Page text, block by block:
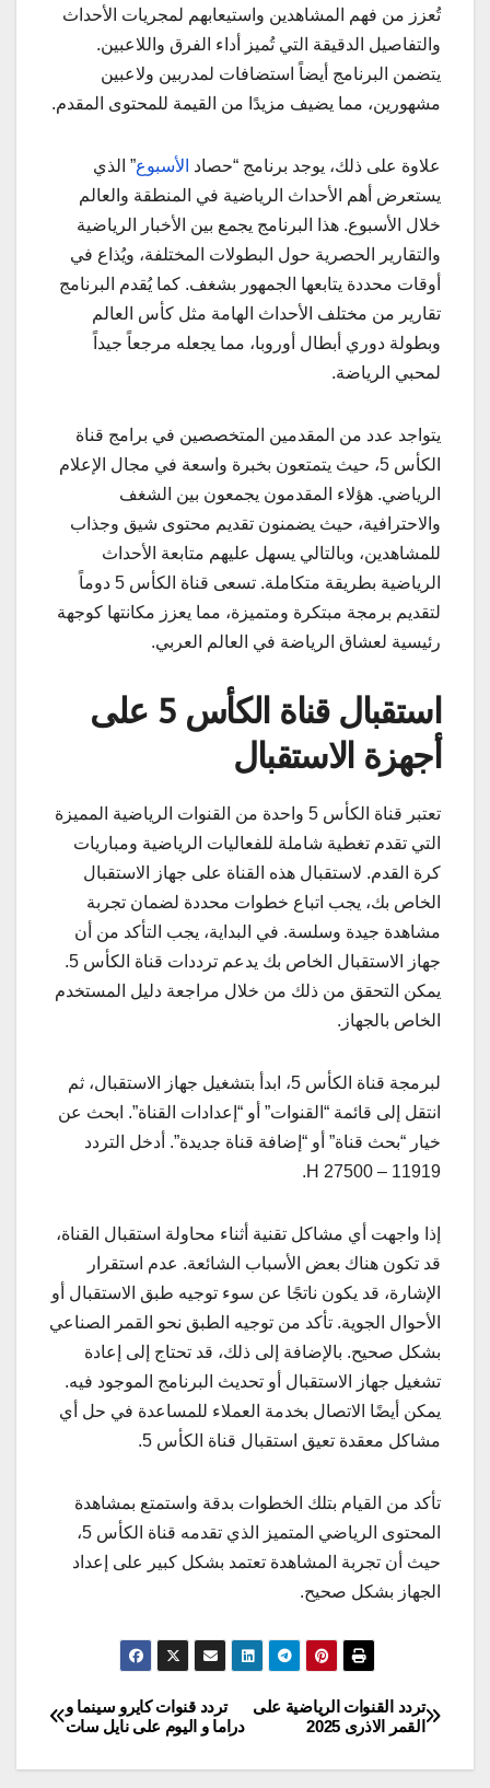
تُعزز من فهم المشاهدين واستيعابهم لمجريات الأحداث
والتفاصيل الدقيقة التي تُميز أداء الفرق واللاعبين.
يتضمن البرنامج أيضاً استضافات لمدربين ولاعبين
مشهورين، مما يضيف مزيدًا من القيمة للمحتوى المقدم.
علاوة على ذلك، يوجد برنامج “حصاد الأسبوع” الذي
يستعرض أهم الأحداث الرياضية في المنطقة والعالم
خلال الأسبوع. هذا البرنامج يجمع بين الأخبار الرياضية
والتقارير الحصرية حول البطولات المختلفة، ويُذاع في
أوقات محددة يتابعها الجمهور بشغف. كما يُقدم البرنامج
تقارير من مختلف الأحداث الهامة مثل كأس العالم
وبطولة دوري أبطال أوروبا، مما يجعله مرجعاً جيداً
لمحبي الرياضة.
يتواجد عدد من المقدمين المتخصصين في برامج قناة
الكأس 5، حيث يتمتعون بخبرة واسعة في مجال الإعلام
الرياضي. هؤلاء المقدمون يجمعون بين الشغف
والاحترافية، حيث يضمنون تقديم محتوى شيق وجذاب
للمشاهدين، وبالتالي يسهل عليهم متابعة الأحداث
الرياضية بطريقة متكاملة. تسعى قناة الكأس 5 دوماً
لتقديم برمجة مبتكرة ومتميزة، مما يعزز مكانتها كوجهة
رئيسية لعشاق الرياضة في العالم العربي.
استقبال قناة الكأس 5 على
أجهزة الاستقبال
تعتبر قناة الكأس 5 واحدة من القنوات الرياضية المميزة
التي تقدم تغطية شاملة للفعاليات الرياضية ومباريات
كرة القدم. لاستقبال هذه القناة على جهاز الاستقبال
الخاص بك، يجب اتباع خطوات محددة لضمان تجربة
مشاهدة جيدة وسلسة. في البداية، يجب التأكد من أن
جهاز الاستقبال الخاص بك يدعم ترددات قناة الكأس 5.
يمكن التحقق من ذلك من خلال مراجعة دليل المستخدم
الخاص بالجهاز.
لبرمجة قناة الكأس 5، ابدأ بتشغيل جهاز الاستقبال، ثم
انتقل إلى قائمة “القنوات” أو “إعدادات القناة”. ابحث عن
خيار “بحث قناة” أو “إضافة قناة جديدة”. أدخل التردد
11919 – H 27500.
إذا واجهت أي مشاكل تقنية أثناء محاولة استقبال القناة،
قد تكون هناك بعض الأسباب الشائعة. عدم استقرار
الإشارة، قد يكون ناتجًا عن سوء توجيه طبق الاستقبال أو
الأحوال الجوية. تأكد من توجيه الطبق نحو القمر الصناعي
بشكل صحيح. بالإضافة إلى ذلك، قد تحتاج إلى إعادة
تشغيل جهاز الاستقبال أو تحديث البرنامج الموجود فيه.
يمكن أيضًا الاتصال بخدمة العملاء للمساعدة في حل أي
مشاكل معقدة تعيق استقبال قناة الكأس 5.
تأكد من القيام بتلك الخطوات بدقة واستمتع بمشاهدة
المحتوى الرياضي المتميز الذي تقدمه قناة الكأس 5،
حيث أن تجربة المشاهدة تعتمد بشكل كبير على إعداد
الجهاز بشكل صحيح.
تصفّح
المقالات
تردد قنوات كايرو سينما و
دراما و اليوم على نايل سات
تردد القنوات الرياضية على
القمر الاذرى 2025